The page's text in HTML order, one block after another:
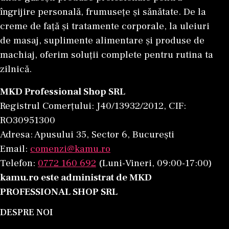
îngrijire personală, frumusețe și sănătate. De la
creme de față și tratamente corporale, la uleiuri
de masaj, suplimente alimentare și produse de
machiaj, oferim soluții complete pentru rutina ta
zilnică.
MKD Professional Shop SRL
Registrul Comerțului: J40/13932/2012, CIF:
RO30951300
Adresa: Apusului 35, Sector 6, București
Email: comenzi@kamu.ro
Telefon: 0772 160 692 (Luni-Vineri, 09:00-17:00)
kamu.ro este administrat de MKD
PROFESSIONAL SHOP SRL
DESPRE NOI